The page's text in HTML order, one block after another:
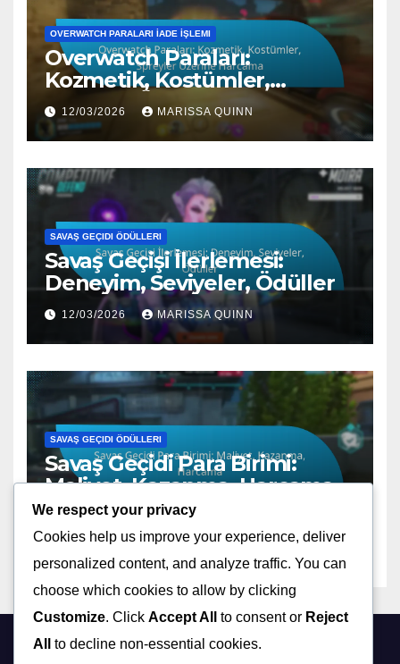
OVERWATCH PARALARI İADE İŞLEMI
Overwatch Paraları:
Kozmetik, Kostümler,
Spreyler Üzerine Harcama
12/03/2026 MARISSA QUINN
SAVAŞ GEÇIDI ÖDÜLLERI
Savaş Geçişi İlerlemesi:
Deneyim, Seviyeler, Ödüller
12/03/2026 MARISSA QUINN
SAVAŞ GEÇIDI ÖDÜLLERI
Savaş Geçidi Para Birimi:
Maliyet, Kazanma, Harcama
12/03/2026 MARISSA QUINN
We respect your privacy
Cookies help us improve your experience, deliver
personalized content, and analyze traffic. You can
choose which cookies to allow by clicking
Customize. Click Accept All to consent or Reject
All
to decline non-essential cookies.